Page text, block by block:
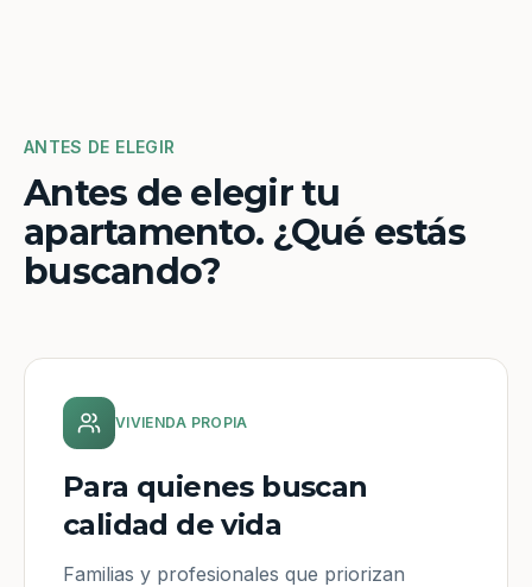
ANTES DE ELEGIR
Antes de elegir tu
apartamento. ¿Qué estás
buscando?
VIVIENDA PROPIA
Para quienes buscan
calidad de vida
Familias y profesionales que priorizan